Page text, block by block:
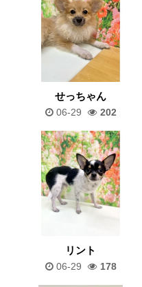
せっちゃん
06-29 202
リント
06-29 178